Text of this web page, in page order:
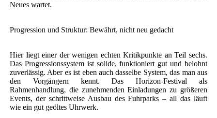
Neues wartet.
Progression und Struktur: Bewährt, nicht neu gedacht
Hier liegt einer der wenigen echten Kritikpunkte an Teil sechs.
Das Progressionssystem ist solide, funktioniert gut und belohnt
zuverlässig. Aber es ist eben auch dasselbe System, das man aus
den Vorgängern kennt. Das Horizon-Festival als
Rahmenhandlung, die zunehmenden Einladungen zu größeren
Events, der schrittweise Ausbau des Fuhrparks – all das läuft
wie ein gut geöltes Uhrwerk.